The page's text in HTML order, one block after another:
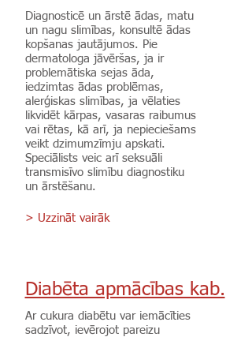
Diagnosticē un ārstē ādas, matu
un nagu slimības, konsultē ādas
kopšanas jautājumos. Pie
dermatologa jāvēršas, ja ir
problemātiska sejas āda,
iedzimtas ādas problēmas,
alerģiskas slimības, ja vēlaties
likvidēt kārpas, vasaras raibumus
vai rētas, kā arī, ja nepieciešams
veikt dzimumzīmju apskati.
Speciālists veic arī seksuāli
transmisīvo slimību diagnostiku
un ārstēšanu.
> Uzzināt vairāk
Diabēta apmācības kab.
Ar cukura diabētu var iemācīties
sadzīvot, ievērojot pareizu